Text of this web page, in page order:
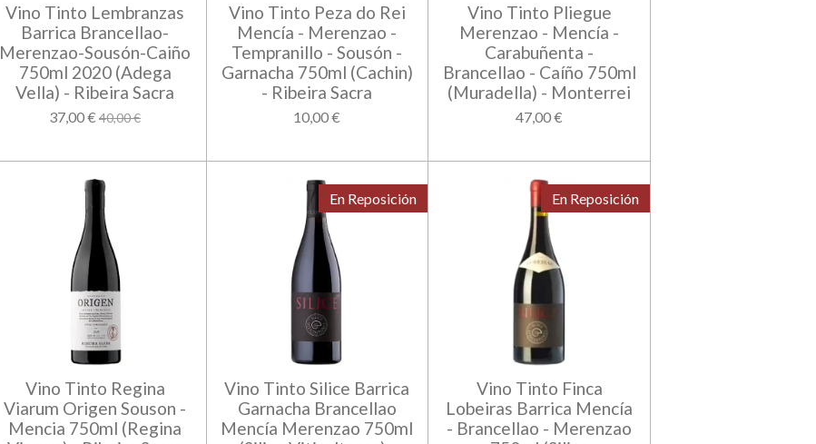
Vino Tinto Lembranzas
Barrica Brancellao-
Merenzao-Sousón-Caiño
750ml 2020 (Adega
Vella) - Ribeira Sacra
37,00 € 40,00 €
Vino Tinto Peza do Rei
Mencía - Merenzao -
Tempranillo - Sousón -
Garnacha 750ml (Cachin)
- Ribeira Sacra
10,00 €
Vino Tinto Pliegue
Merenzao - Mencía -
Carabuñenta -
Brancellao - Caíño 750ml
(Muradella) - Monterrei
47,00 €
Vino Tinto Regina
Viarum Origen Souson -
Mencia 750ml (Regina
En Reposición
Vino Tinto Silice Barrica
Garnacha Brancellao
Mencía Merenzao 750ml
En Reposición
Vino Tinto Finca
Lobeiras Barrica Mencía
- Brancellao - Merenzao